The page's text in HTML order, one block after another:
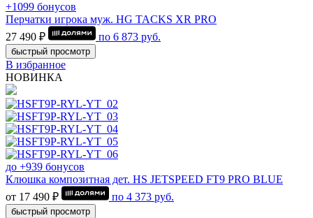
+1099 бонусов
Перчатки игрока муж. HG TACKS XR PRO
27 490 ₽
по 6 873 руб.
быстрый просмотр
В избранное
НОВИНКА
до +939 бонусов
Клюшка композитная дет. HS JETSPEED FT9 PRO BLUE
от 17 490 ₽
по 4 373 руб.
быстрый просмотр